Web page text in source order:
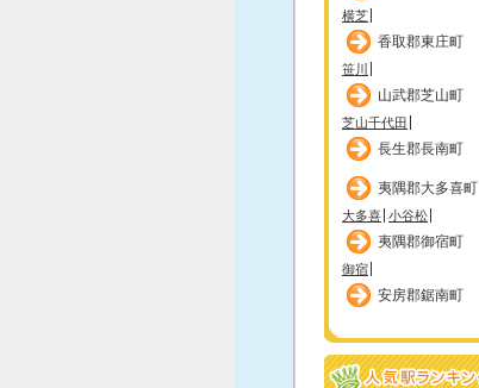
横芝
香取郡東庄町
笹川
山武郡芝山町
芝山千代田
長生郡長南町
夷隅郡大多喜町
大多喜 小谷松
夷隅郡御宿町
御宿
安房郡鋸南町